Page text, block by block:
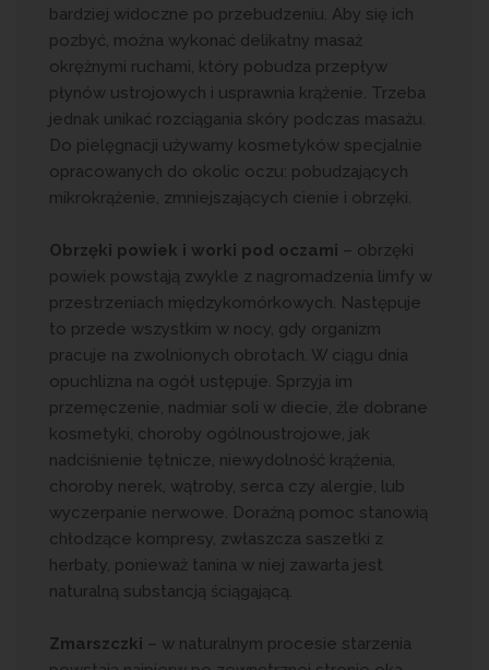
bardziej widoczne po przebudzeniu. Aby się ich
pozbyć, można wykonać delikatny masaż
okrężnymi ruchami, który pobudza przepływ
płynów ustrojowych i usprawnia krążenie. Trzeba
jednak unikać rozciągania skóry podczas masażu.
Do pielęgnacji używamy kosmetyków specjalnie
opracowanych do okolic oczu: pobudzających
mikrokrążenie, zmniejszających cienie i obrzęki.
Obrzęki powiek i worki pod oczami – obrzęki
powiek powstają zwykle z nagromadzenia limfy w
przestrzeniach międzykomórkowych. Następuje
to przede wszystkim w nocy, gdy organizm
pracuje na zwolnionych obrotach. W ciągu dnia
opuchlizna na ogół ustępuje. Sprzyja im
przemęczenie, nadmiar soli w diecie, źle dobrane
kosmetyki, choroby ogólnoustrojowe, jak
nadciśnienie tętnicze, niewydolność krążenia,
choroby nerek, wątroby, serca czy alergie, lub
wyczerpanie nerwowe. Doraźną pomoc stanowią
chłodzące kompresy, zwłaszcza saszetki z
herbaty, ponieważ tanina w niej zawarta jest
naturalną substancją ściągającą.
Zmarszczki – w naturalnym procesie starzenia